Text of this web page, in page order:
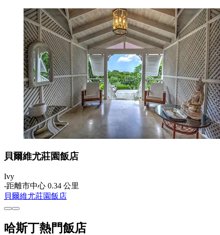
貝爾維尤莊園飯店
Ivy
‐距離市中心 0.34 公里
貝爾維尤莊園飯店
哈斯丁熱門飯店